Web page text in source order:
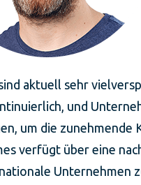
aktuell sehr
und
um die zunehmende
verfügt über eine
Unternehmen